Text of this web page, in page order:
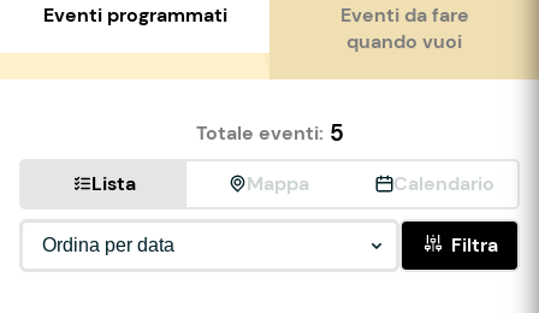
Eventi programmati
Eventi da fare
quando vuoi
Totale eventi: 5
Lista Mappa Calendario
Filtra